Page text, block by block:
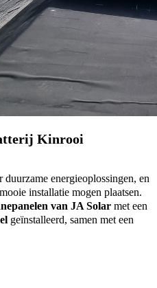
Kinrooi
duurzame energieoplossingen, en
installatie mogen plaatsen.
van JA Solar met een
geïnstalleerd, samen met een